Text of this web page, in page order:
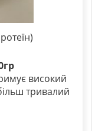
високий
тривалий